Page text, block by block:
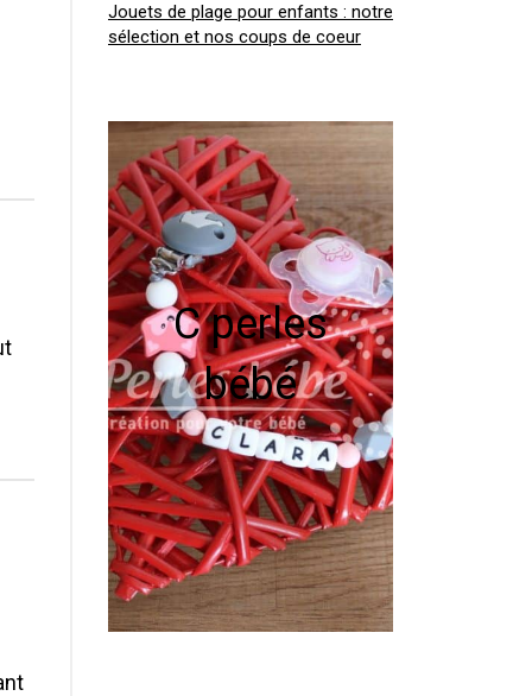
Jouets de plage pour enfants : notre
sélection et nos coups de coeur
C perles
bébé